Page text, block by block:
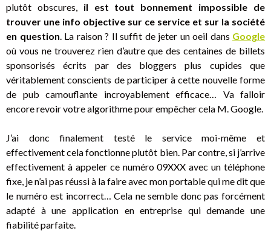
plutôt obscures,il est tout bonnement impossible de
trouver une info objective sur ce service et sur la société
en question. La raison ? Il suffit de jeter un oeil dans Google
où vous ne trouverez rien d’autre que des centaines de billets
sponsorisés écrits par des bloggers plus cupides que
véritablement conscients de participer à cette nouvelle forme
de pub camouflante incroyablement efficace… Va falloir
encore revoir votre algorithme pour empêcher cela M. Google.
J’ai donc finalement testé le service moi-même et
effectivement cela fonctionne plutôt bien. Par contre, si j’arrive
effectivement à appeler ce numéro 09XXX avec un téléphone
fixe, je n’ai pas réussi à la faire avec mon portable qui me dit que
le numéro est incorrect… Cela ne semble donc pas forcément
adapté à une application en entreprise qui demande une
fiabilité parfaite.